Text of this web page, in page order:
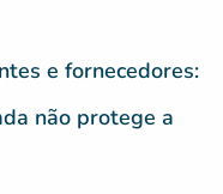
e fornecedores:
não protege a